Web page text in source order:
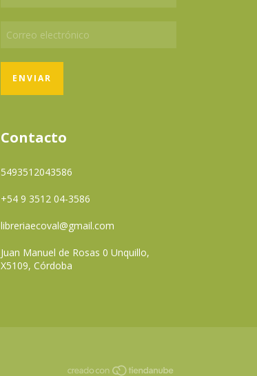
Contacto
5493512043586
+54 9 3512 04-3586
libreriaecoval@gmail.com
Juan Manuel de Rosas 0 Unquillo,
X5109, Córdoba